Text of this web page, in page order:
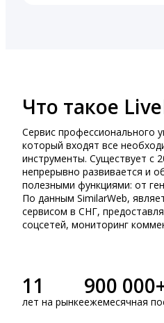
Что такое
Сервис профессионального
который входят все
инструменты. Существует с
непрерывно развивается и
полезными функциями: от
По данным SimilarWeb,
сервисом в СНГ,
соцсетей, мониторинг
11
лет на рынке
900
ежемесячная